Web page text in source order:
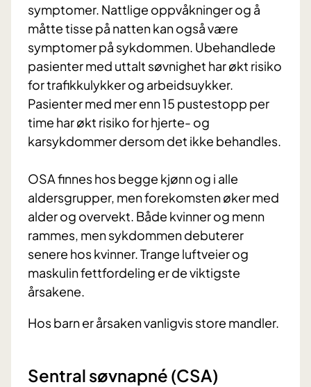
symptomer. Nattlige oppvåkninger og å
måtte tisse på natten kan også være
symptomer på sykdommen. Ubehandlede
pasienter med uttalt søvnighet har økt risiko
for trafikkulykker og arbeidsuykker.
Pasienter med mer enn 15 pustestopp per
time har økt risiko for hjerte- og
karsykdommer dersom det ikke behandles.
OSA finnes hos begge kjønn og i alle
aldersgrupper, men forekomsten øker med
alder og overvekt. Både kvinner og menn
rammes, men sykdommen debuterer
senere hos kvinner. Trange luftveier og
maskulin fettfordeling er de viktigste
årsakene.
Hos barn er årsaken vanligvis store mandler.
Sentral søvnapné (CSA)